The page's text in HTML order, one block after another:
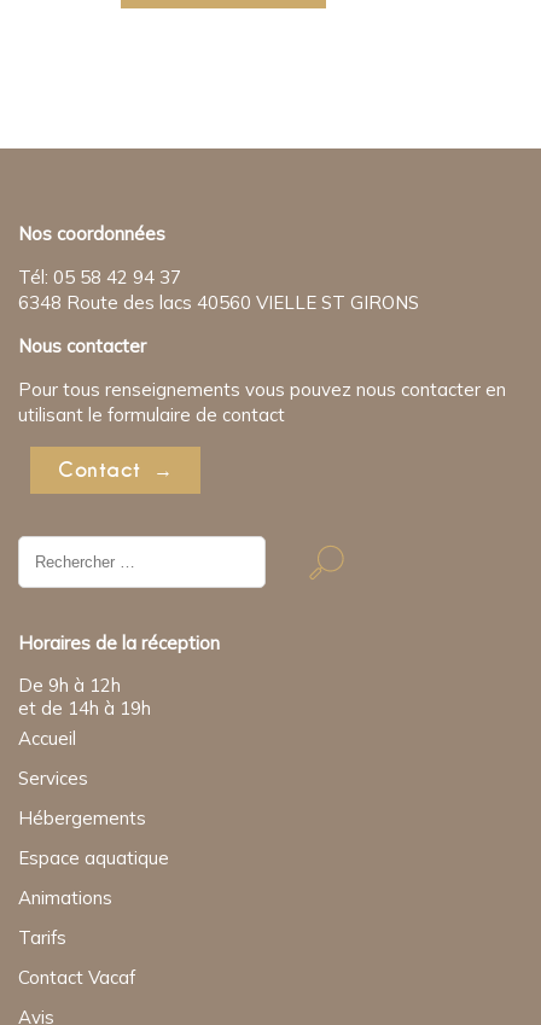
Nos coordonnées
Tél: 05 58 42 94 37
6348 Route des lacs 40560 VIELLE ST GIRONS
Nous contacter
Pour tous renseignements vous pouvez nous contacter en
utilisant le formulaire de contact
Contact
Résultat
de
recherche
Horaires de la réception
De 9h à 12h
et de 14h à 19h
Accueil
Services
Hébergements
Espace aquatique
Animations
Tarifs
Contact Vacaf
Avis